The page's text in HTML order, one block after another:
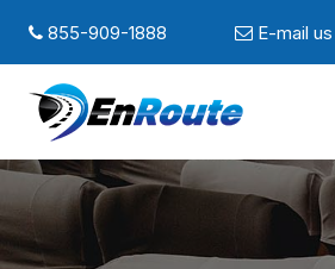
855-909-1888 E-mail us